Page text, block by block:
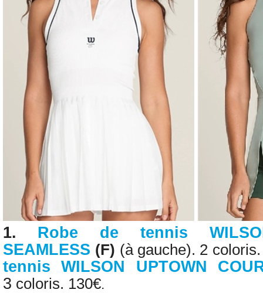
1.
Robe de tennis
SEAMLESS (F) (à gauche). 2
tennis WILSON UPTOWN
3 coloris. 130€.